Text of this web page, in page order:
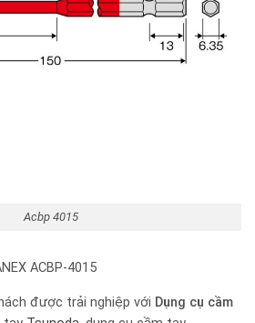
Acbp 4015
ACBP-4015
được trải nghiệp với Dụng cụ cầm